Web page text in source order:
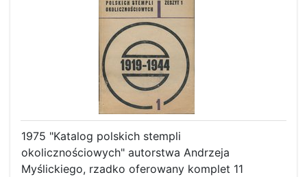
1975 "Katalog polskich stempli
okolicznościowych" autorstwa Andrzeja
Myślickiego, rzadko oferowany komplet 11